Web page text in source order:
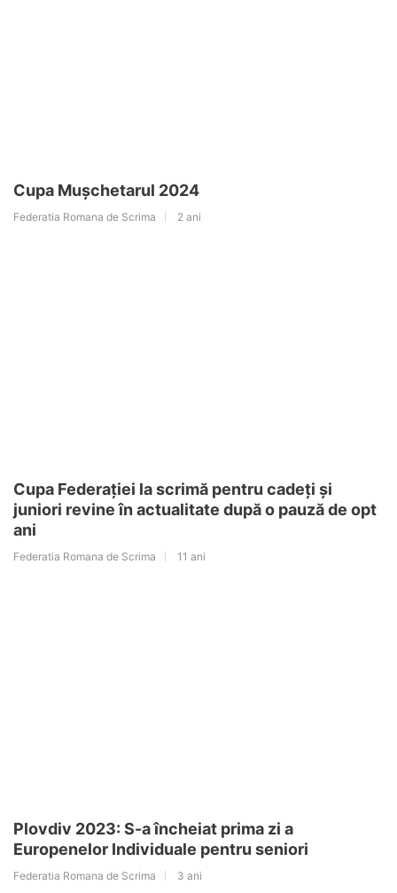
Cupa Mușchetarul 2024
Federatia Romana de Scrima 2 ani
Cupa Federației la scrimă pentru cadeți și
juniori revine în actualitate după o pauză de opt
ani
Federatia Romana de Scrima 11 ani
Plovdiv 2023: S-a încheiat prima zi a
Europenelor Individuale pentru seniori
Federatia Romana de Scrima 3 ani